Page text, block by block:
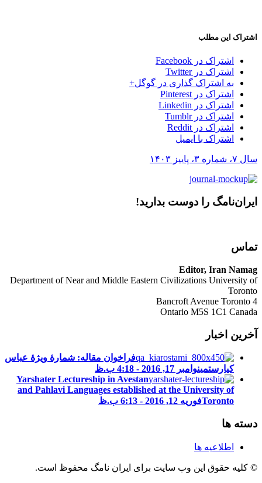
اشتراک این مطلب
اشتراک در Facebook
اشتراک در Twitter
به اشتراک گذاری در گوگل+
اشتراک در Pinterest
اشتراک در Linkedin
اشتراک در Tumblr
اشتراک در Reddit
اشتراک با ایمیل
سال ۷، شماره ۳، پاییز ۱۴۰۳
ایران‌نامگ‎ را دوست بدارید!
تماس
Editor, Iran Namag
Department of Near and Middle Eastern Civilizations University of
Toronto
4 Bancroft Avenue Toronto
Ontario M5S 1C1 Canada
آخرین اخبار
فراخوان مقاله: شمارۀ ویژۀ عباس
کیارستمینوامبر 17, 2016 - 4:18 ب.ظ
Yarshater Lectureship in Avestan
and Pahlavi Languages established at the University of
Torontoفوریه 12, 2016 - 6:13 ب.ظ
دسته ها
اطلاعیه ها
© کلیه حقوق این وب سایت برای ایران نامگ محفوظ است.